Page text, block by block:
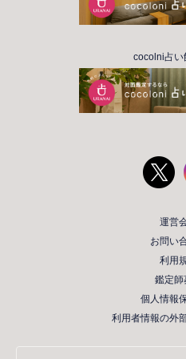
cocolni占い
運営
お問い
利用
鑑定師
個人情報
利用者情報の外